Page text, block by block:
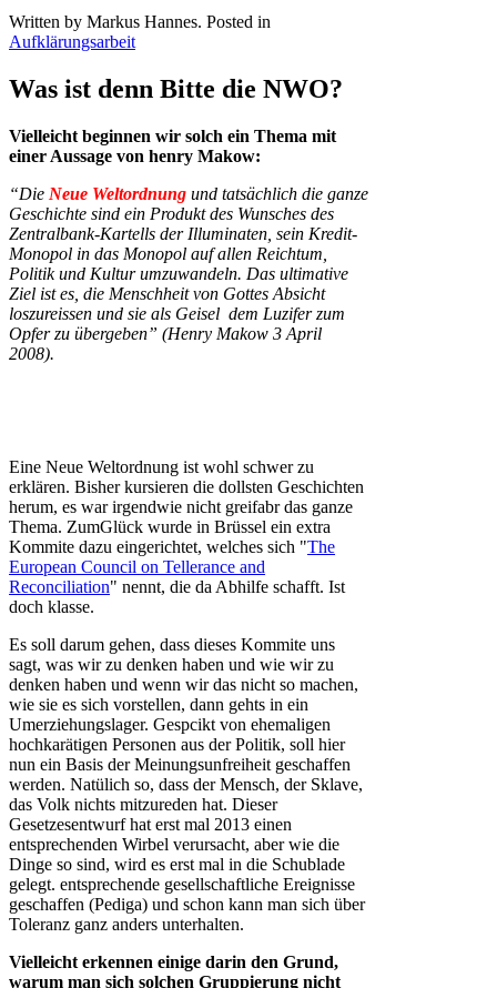
Written by Markus Hannes. Posted in
Aufklärungsarbeit
Was ist denn Bitte die NWO?
Vielleicht beginnen wir solch ein Thema mit
einer Aussage von henry Makow:
“Die Neue Weltordnung und tatsächlich die ganze
Geschichte sind ein Produkt des Wunsches des
Zentralbank-Kartells der Illuminaten, sein Kredit-
Monopol in das Monopol auf allen Reichtum,
Politik und Kultur umzuwandeln. Das ultimative
Ziel ist es, die Menschheit von Gottes Absicht
loszureissen und sie als Geisel dem Luzifer zum
Opfer zu übergeben” (Henry Makow 3 April
2008).
Eine Neue Weltordnung ist wohl schwer zu
erklären. Bisher kursieren die dollsten Geschichten
herum, es war irgendwie nicht greifabr das ganze
Thema. ZumGlück wurde in Brüssel ein extra
Kommite dazu eingerichtet, welches sich "The
European Council on Tellerance and
Reconciliation" nennt, die da Abhilfe schafft. Ist
doch klasse.
Es soll darum gehen, dass dieses Kommite uns
sagt, was wir zu denken haben und wie wir zu
denken haben und wenn wir das nicht so machen,
wie sie es sich vorstellen, dann gehts in ein
Umerziehungslager. Gespcikt von ehemaligen
hochkarätigen Personen aus der Politik, soll hier
nun ein Basis der Meinungsunfreiheit geschaffen
werden. Natülich so, dass der Mensch, der Sklave,
das Volk nichts mitzureden hat. Dieser
Gesetzesentwurf hat erst mal 2013 einen
entsprechenden Wirbel verursacht, aber wie die
Dinge so sind, wird es erst mal in die Schublade
gelegt. entsprechende gesellschaftliche Ereignisse
geschaffen (Pediga) und schon kann man sich über
Toleranz ganz anders unterhalten.
Vielleicht erkennen einige darin den Grund,
warum man sich solchen Gruppierung nicht